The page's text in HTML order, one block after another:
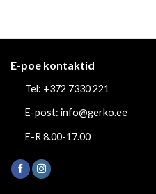
E-poe kontaktid
Tel: +372 7330 221
E-post: info@gerko.ee
E-R 8.00-17.00